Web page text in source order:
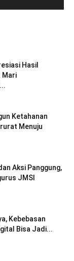
Hasil
Mari
Ketahanan
Menuju
Aksi Panggung,
JMSI
Kebebasan
Bisa Jadi...